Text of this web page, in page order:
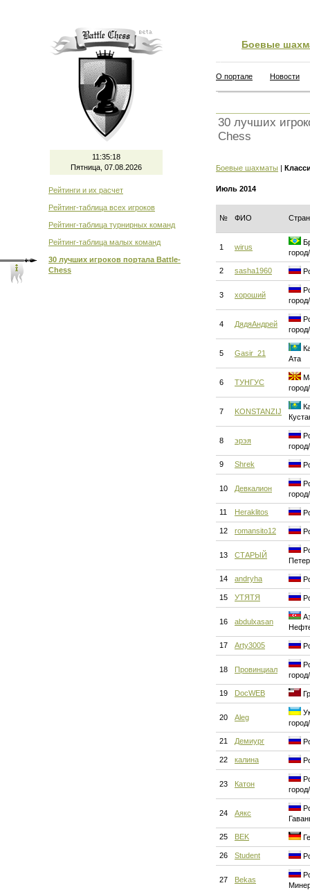
11:35:18
Пятница, 07.08.2026
Рейтинги и их расчет
Рейтинг-таблица всех игроков
Рейтинг-таблица турнирных команд
Рейтинг-таблица малых команд
30 лучших игроков портала Battle-
Chess
Боевые
О портале Новости
30 лучших
Chess
Боевые шахматы |
Июль 2014
№ ФИО
1 wirus
2 sasha1960
3 хороший
4 ДядяАндрей
5 Gasir_21
Ата
6 ТУНГУС
7 KONSTANZIJ
8 эрэя
9 Shrek
10 Девкалион
11 Heraklitos
12 romansito12
13 СТАРЫЙ
14 andryha
15 УТЯТЯ
16 abdulxasan
17 Arty3005
18 Провинциал
19 DocWEB
20 Aleg
21 Демиург
22 калина
23 Катон
24 Аякс
25 BEK
26 Student
27 Bekas